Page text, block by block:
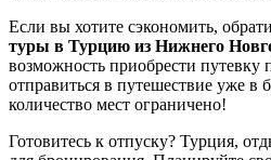
Если вы хотите сэкономить,
туры в Турцию из Нижнего
возможность приобрести
отправиться в путешествие уже
количество мест ограничено!
Готовитесь к отпуску? Турция,